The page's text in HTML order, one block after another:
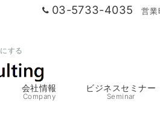
03-5733-4035 営
する
会社情報
Company
ビジネスセミナー
Seminar